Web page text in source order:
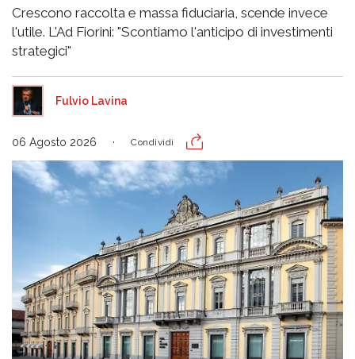
Crescono raccolta e massa fiduciaria, scende invece
l'utile. L'Ad Fiorini: "Scontiamo l'anticipo di investimenti
strategici"
Fulvio Lavina
06 Agosto 2026 Condividi